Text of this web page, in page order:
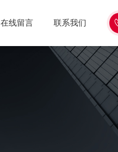
在线留言 联系我们